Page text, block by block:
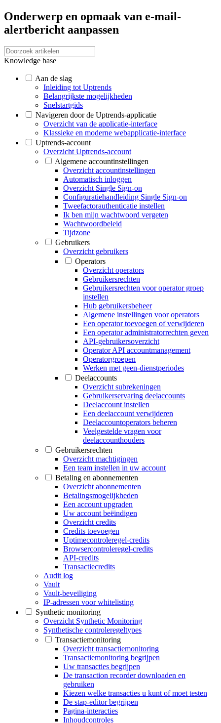
Onderwerp en opmaak van e-mail-
alertbericht aanpassen
Knowledge base
Aan de slag
Inleiding tot Uptrends
Belangrijkste mogelijkheden
Snelstartgids
Navigeren door de Uptrends-applicatie
Overzicht van de applicatie-interface
Klassieke en moderne webapplicatie-interface
Uptrends-account
Overzicht Uptrends-account
Algemene accountinstellingen
Overzicht accountinstellingen
Automatisch inloggen
Overzicht Single Sign-on
Configuratiehandleiding Single Sign-on
Tweefactorauthenticatie instellen
Ik ben mijn wachtwoord vergeten
Wachtwoordbeleid
Tijdzone
Gebruikers
Overzicht gebruikers
Operators
Overzicht operators
Gebruikersrechten
Gebruikersrechten voor operator groep
instellen
Hub gebruikersbeheer
Algemene instellingen voor operators
Een operator toevoegen of verwijderen
Een operator administratorrechten geven
API-gebruikersoverzicht
Operator API accountmanagement
Operatorgroepen
Werken met geen-dienstperiodes
Deelaccounts
Overzicht subrekeningen
Gebruikerservaring deelaccounts
Deelaccount instellen
Een deelaccount verwijderen
Deelaccountoperators beheren
Veelgestelde vragen voor
deelaccounthouders
Gebruikersrechten
Overzicht machtigingen
Een team instellen in uw account
Betaling en abonnementen
Overzicht abonnementen
Betalingsmogelijkheden
Een account upgraden
Uw account beëindigen
Overzicht credits
Credits toevoegen
Uptimecontroleregel-credits
Browsercontroleregel-credits
API-credits
Transactiecredits
Audit log
Vault
Vault-beveiliging
IP-adressen voor whitelisting
Synthetic monitoring
Overzicht Synthetic Monitoring
Synthetische controleregeltypes
Transactiemonitoring
Overzicht transactiemonitoring
Transactiemonitoring begrijpen
Uw transacties begrijpen
De transaction recorder downloaden en
gebruiken
Kiezen welke transacties u kunt of moet testen
De stap-editor begrijpen
Pagina-interacties
Inhoudcontroles